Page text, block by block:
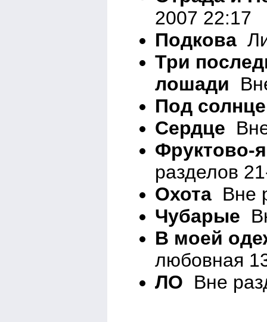
2007 22:17
Подкова
Три
лошади
Под
Сердце
Фруктово-
разделов
Охота Вне
Чубарые
В моей
любовная
ЛО Вне